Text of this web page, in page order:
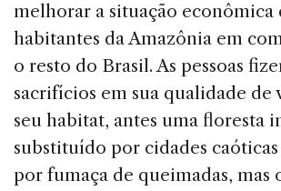
melhorar a situação econômica
habitantes da Amazônia em
o resto do Brasil. As pessoas
sacrifícios em sua qualidade de
seu habitat, antes uma floresta
substituído por cidades caóticas
por fumaça de queimadas, mas